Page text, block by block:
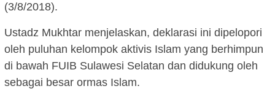
(3/8/2018).
Ustadz Mukhtar menjelaskan, deklarasi ini dipelopori
oleh puluhan kelompok aktivis Islam yang berhimpun
di bawah FUIB Sulawesi Selatan dan didukung oleh
sebagai besar ormas Islam.